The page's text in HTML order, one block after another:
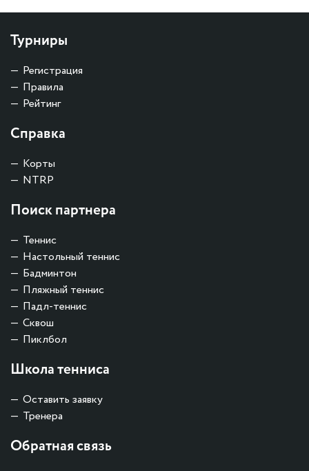
Турниры
Регистрация
Правила
Рейтинг
Справка
Корты
NTRP
Поиск партнера
Теннис
Настольный теннис
Бадминтон
Пляжный теннис
Падл-теннис
Сквош
Пиклбол
Школа тенниса
Оставить заявку
Тренера
Обратная связь